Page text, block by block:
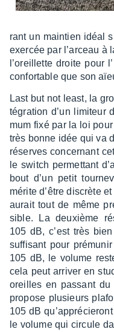
rant un main­tien idéal
exer­cée par l’ar­ceau à
l’oreillette droite pour
confor­table que son
Last but not least, la
té­gra­tion d’un
mum fixé par la loi
très bonne idée qui va
réserves concer­nant
le switch permet­tant
bout d’un petit
mérite d’être discrète
aurait tout de même
sible. La deuxième
105 dB, c’est très
suffi­sant pour
105 dB, le volume
cela peut arri­ver en
oreilles en passant
propose plusieurs
105 dB
le volume qui circule